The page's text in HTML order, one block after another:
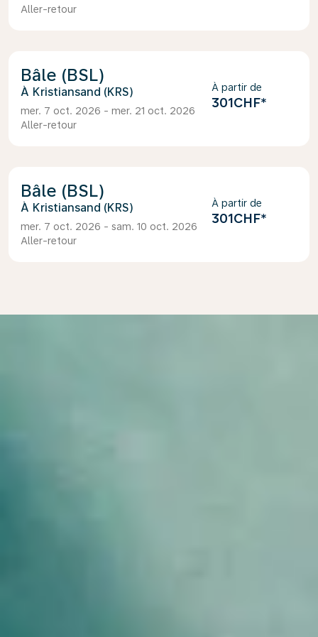
Aller-retour
Bâle (BSL)
Kristiansand (KRS)
mer. 7 oct. 2026 - mer. 21 oct. 2026
Aller-retour
À partir de
301CHF*
Bâle (BSL)
Kristiansand (KRS)
mer. 7 oct. 2026 - sam. 10 oct. 2026
Aller-retour
À partir de
301CHF*